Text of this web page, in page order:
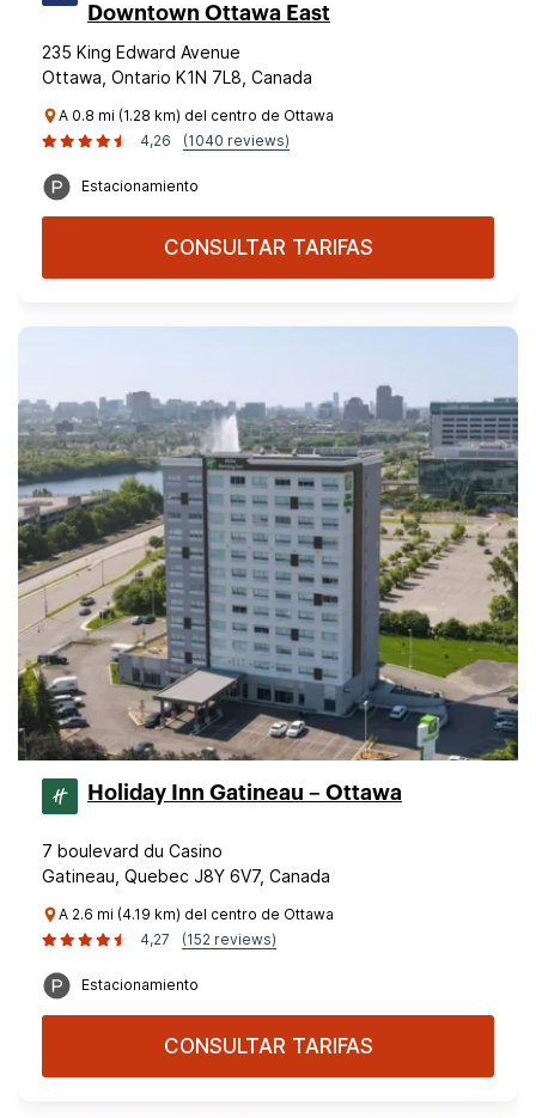
Downtown Ottawa East
235 King Edward Avenue
Ottawa, Ontario K1N 7L8, Canada
A 0.8 mi (1.28 km) del centro de Ottawa
4,26
(1040 reviews)
Estacionamiento
CONSULTAR TARIFAS
Holiday Inn Gatineau – Ottawa
7 boulevard du Casino
Gatineau, Quebec J8Y 6V7, Canada
A 2.6 mi (4.19 km) del centro de Ottawa
4,27
(152 reviews)
Estacionamiento
CONSULTAR TARIFAS